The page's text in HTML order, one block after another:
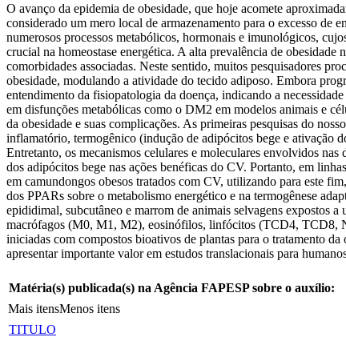
O avanço da epidemia de obesidade, que hoje acomete
considerado um mero local de armazenamento para o excesso de
numerosos processos metabólicos, hormonais e imunológicos,
crucial na homeostase energética. A alta prevalência de
comorbidades associadas. Neste sentido, muitos pesquisadores
obesidade, modulando a atividade do tecido adiposo. Embora
entendimento da fisiopatologia da doença, indicando a
em disfunções metabólicas como o DM2 em modelos animais e
da obesidade e suas complicações. As primeiras pesquisas do
inflamatório, termogênico (indução de adipócitos bege e ativação
Entretanto, os mecanismos celulares e moleculares envolvidos
dos adipócitos bege nas ações benéficas do CV. Portanto, em
em camundongos obesos tratados com CV, utilizando para este
dos PPARs sobre o metabolismo energético e na termogênese
epididimal, subcutâneo e marrom de animais selvagens expostos
macrófagos (M0, M1, M2), eosinófilos, linfócitos (TCD4, TCD8,
iniciadas com compostos bioativos de plantas para o tratamento
apresentar importante valor em estudos translacionais para
Matéria(s) publicada(s) na Agência FAPESP sobre o auxílio:
Mais itensMenos itens
TITULO